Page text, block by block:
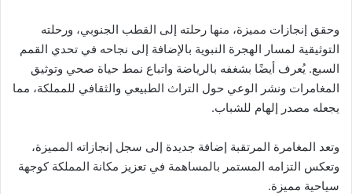
وحقق إنجازات مميزة، منها رحلته إلى القطب الجنوبي، ورحلته
التوثيقية لمسار الهجرة النبوية بالإضافة إلى نجاحه في تحدي القمم
السبع. يُعرف أيضًا بشغفه بالرياضة واتباع نمط حياة صحي وتوثيق
المغامرات ونشر الوعي حول التراث الطبيعي والثقافي للمملكة، مما
يجعله مصدر إلهام للشباب.
وتعد المغامرة المرتقبة إضافة جديدة إلى سجل إنجازاته المميزة،
وتعكس التزامه المستمر بالمساهمة في تعزيز مكانة المملكة كوجهة
سياحية مميزة.